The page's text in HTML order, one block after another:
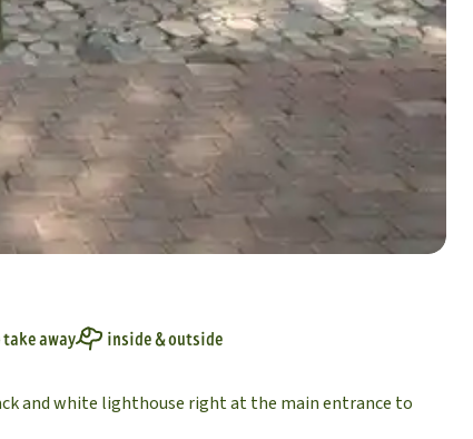
away inside & outside
and white lighthouse right at the main entrance to